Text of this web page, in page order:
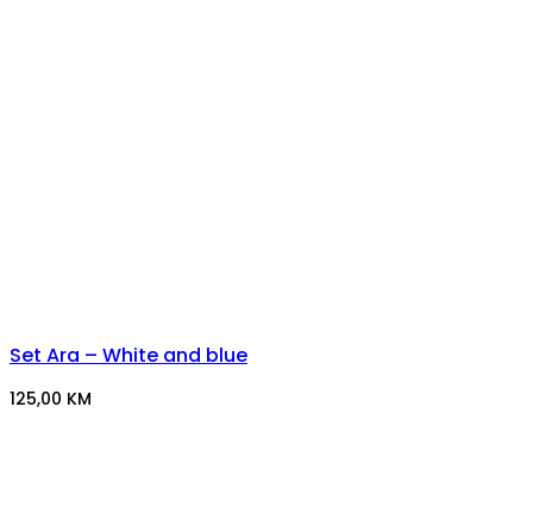
Set Ara – White and blue
125,00 KM